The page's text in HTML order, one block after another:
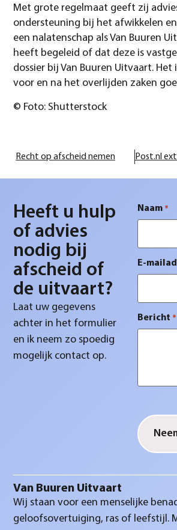
Met grote regelmaat geeft zij
ondersteuning bij het afwikkelen
een nalatenschap als Van Buuren
heeft begeleid of dat deze is
dossier bij Van Buuren Uitvaart.
voor en na het overlijden zaken
© Foto: Shutterstock
Recht op afscheid nemen
Heeft u hulp
of advies
nodig bij
afscheid of
de uitvaart?
Laat uw gegevens
achter in het formulier
en ik neem zo spoedig
mogelijk contact op.
Naam *
E-
Bericht *
Van Buuren Uitvaart
Wij staan voor een menselijke
geloofsovertuiging, ras of leefstijl.